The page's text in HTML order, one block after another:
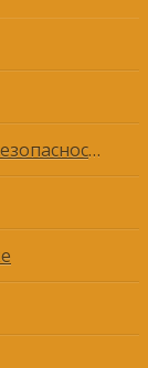
Правила посещения и техника безопасности